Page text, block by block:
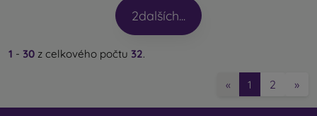
2dalších...
1 - 30 z celkového počtu 32.
« 1 2 »